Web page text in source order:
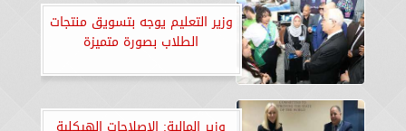
وزير التعليم يوجه بتسويق منتجات
الطلاب بصورة متميزة